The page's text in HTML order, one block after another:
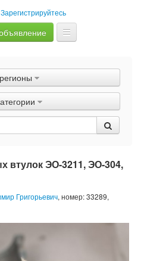
Зарегистрируйтесь
продажа
втулок ЭО-3211, ЭО-304,
Григорьевич, номер: 33289,